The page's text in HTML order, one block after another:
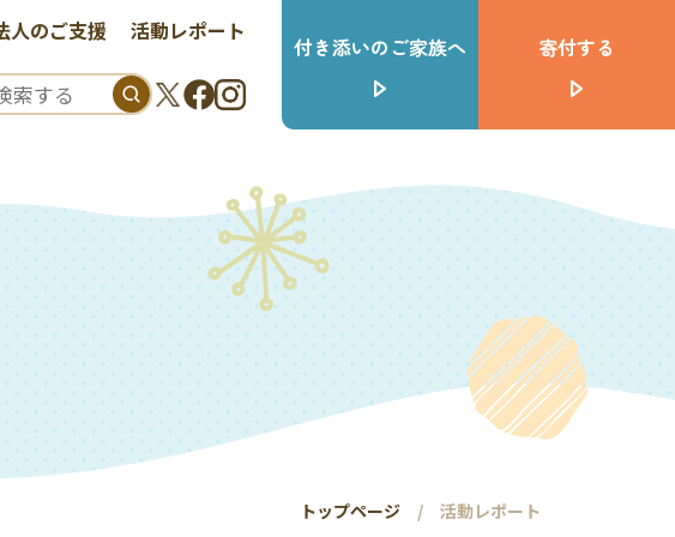
人のご支援 活動レポート
付き添いのご家族へ 寄付する
トップページ 活動レポート